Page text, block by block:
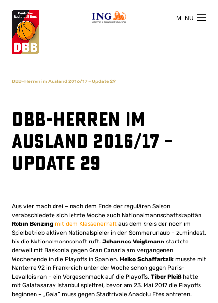
OFFIZIELLER HAUPTSPONSOR
DBB-Herren im Ausland 2016/17 – Update 29
DBB-Herren im
Ausland 2016/17 –
Update 29
Aus vier mach drei – nach dem Ende der regulären Saison
verabschiedete sich letzte Woche auch Nationalmannschaftskapitän
Robin Benzing mit dem Klassenerhalt aus dem Kreis der noch im
Spielbetrieb aktiven Nationalspieler in den Sommerurlaub – zumindest,
bis die Nationalmannschaft ruft. Johannes Voigtmann startete
derweil mit Baskonia gegen Gran Canaria am vergangenen
Wochenende in die Playoffs in Spanien. Heiko Schaffartzik musste mit
Nanterre 92 in Frankreich unter der Woche schon gegen Paris-
Levallois ran – ein Vorgeschmack auf die Playoffs. Tibor Pleiß hatte
mit Galatasaray Istanbul spielfrei, bevor am 23. Mai 2017 die Playoffs
beginnen – „Gala“ muss gegen Stadtrivale Anadolu Efes antreten.